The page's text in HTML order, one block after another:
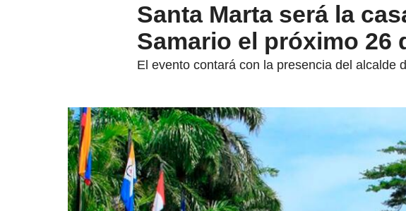
Santa Marta será la
Samario el próximo 26
El evento contará con la presencia del alcalde